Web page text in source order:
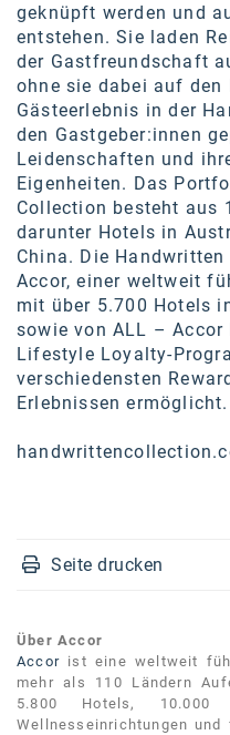
geknüpft werden und
entstehen. Sie laden
der Gastfreundschaft
ohne sie dabei auf
Gästeerlebnis in der
den Gastgeber:innen
Leidenschaften und
Eigenheiten. Das
Collection besteht aus
darunter Hotels in
China. Die
Accor, einer weltweit
mit über 5.700 Hotels
sowie von ALL –
Lifestyle Loyalty-
verschiedensten
Erlebnissen ermöglicht.
Seite drucken
Über Accor
Accor ist eine weltweit
mehr als 110 Ländern
5.800 Hotels,
Wellnesseinrichtungen